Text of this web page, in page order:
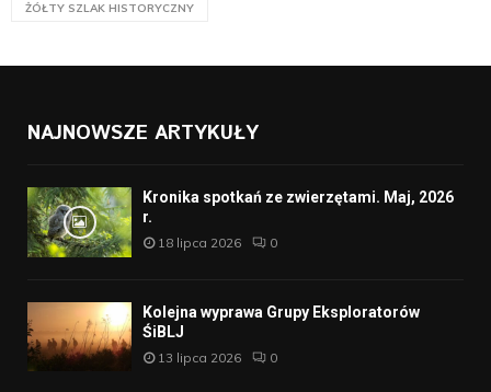
ŻÓŁTY SZLAK HISTORYCZNY
NAJNOWSZE ARTYKUŁY
Kronika spotkań ze zwierzętami. Maj, 2026
r.
18 lipca 2026 0
Kolejna wyprawa Grupy Eksploratorów
ŚiBLJ
13 lipca 2026 0